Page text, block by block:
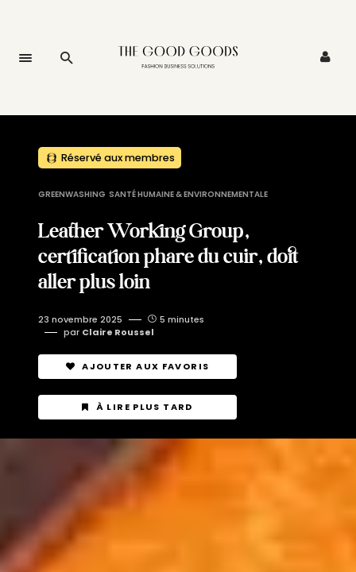
Réservé aux membres
GREENWASHING SANTÉ HUMAINE & ENVIRONNEMENTALE
Leather Working Group,
certification phare du cuir, doit
aller plus loin
23 novembre 2025
5 minutes
par Claire Roussel
AJOUTER AUX FAVORIS
À LIRE PLUS TARD